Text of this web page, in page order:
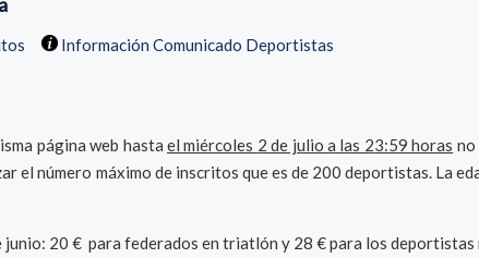
Información Comunicado Deportistas
página web hasta el miércoles 2 de julio a las 23:59 horas no
el número máximo de inscritos que es de 200 deportistas. La
junio: 20 € para federados en triatlón y 28 € para los deportistas